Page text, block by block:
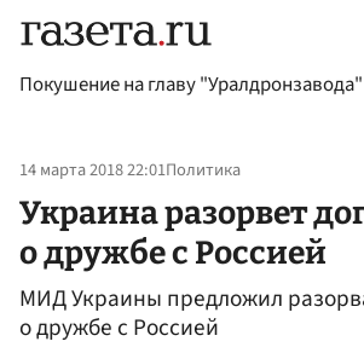
Покушение на главу "Уралдронзавода"
14 марта 2018 22:01Политика
Украина разорвет
о дружбе с Россией
МИД Украины предложил
о дружбе с Россией